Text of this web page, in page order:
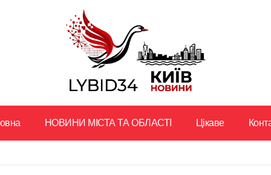
НОВИНИ МІСТА ТА ОБЛАСТІ Цікаве